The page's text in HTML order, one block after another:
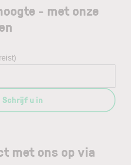
met ons op via
- met onze
Schrijf u in